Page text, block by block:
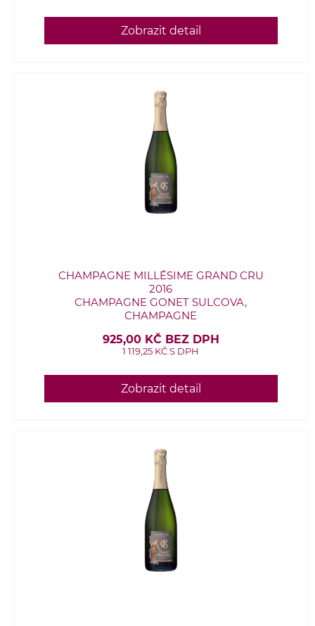
Zobrazit detail
CHAMPAGNE MILLÉSIME GRAND CRU
2016
CHAMPAGNE GONET SULCOVA,
CHAMPAGNE
925,00 KČ BEZ DPH
1 119,25 KČ S DPH
Zobrazit detail